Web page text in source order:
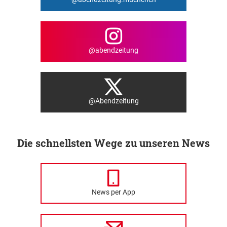
@abendzeitung
@Abendzeitung
Die schnellsten Wege zu unseren News
News per App